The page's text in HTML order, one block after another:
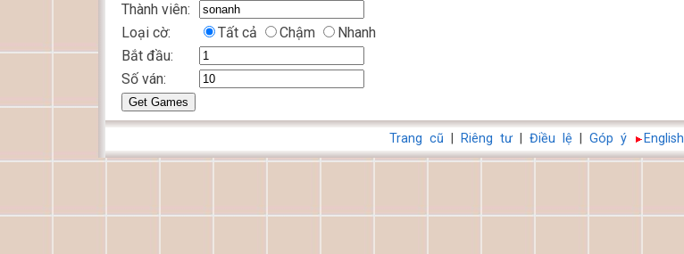
Thành viên:
Loại cờ:
Tất cả Chậm
Nhanh
Bắt đầu:
Số ván:
English
Góp ý
Điều lệ
Riêng tư
Trang cũ